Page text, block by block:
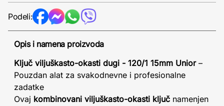
Podeli:
Opis i namena proizvoda
Ključ viljuškasto-okasti dugi - 120/1 15mm Unior–
Pouzdan alat za svakodnevne i profesionalne
zadatke
Ovaj kombinovani viljuškasto-okasti ključ namenjen